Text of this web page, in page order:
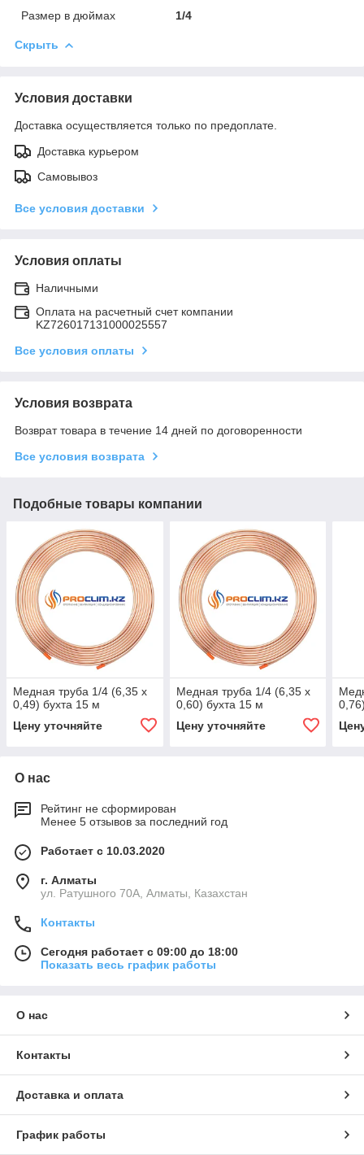
Размер в дюймах
1/4
Скрыть
Условия доставки
Доставка осуществляется только по предоплате.
Доставка курьером
Самовывоз
Все условия доставки
Условия оплаты
Наличными
Оплата на расчетный счет компании
KZ726017131000025557
Все условия оплаты
Условия возврата
Возврат товара в течение 14 дней по договоренности
Все условия возврата
Подобные товары компании
Медная труба 1/4 (6,35 x
0,49) бухта 15 м
Цену уточняйте
Медная труба 1/4 (6,35 x
0,60) бухта 15 м
Цену уточняйте
О нас
Рейтинг не сформирован
Менее 5 отзывов за последний год
Работает с 10.03.2020
г. Алматы
ул. Ратушного 70А, Алматы, Казахстан
Контакты
Сегодня работает с 09:00 до 18:00
Показать весь график работы
О нас
Контакты
Доставка и оплата
График работы